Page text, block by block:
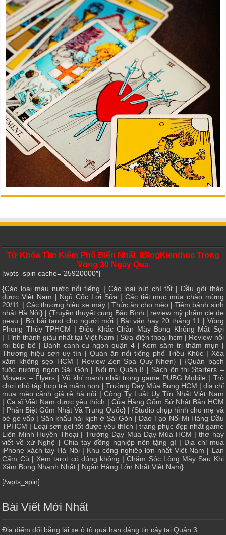
Từ Khóa Tìm Kiếm Phổ Biến Nhất IBlogKienthuc Trong
Vòng 30 Ngày Qua
[wpts_spin cache=”25920000″]
{Các loại màu nước nổi tiếng | Các loại bút chì tốt| Dầu gội thảo
dược Việt Nam | Ngũ Cốc Lợi Sữa | Các tiết mục múa chào mừng
20/11 | Các thương hiệu xe máy|Thức ăn cho mèo|Tiệm bánh sinh
nhật Hà Nội} | {Truyền thuyết cung Bảo Bình | review mỹ phẩm cle de
peau | Bộ bài tarot cho người mới| Bài văn hay 20 tháng 11 | Vòng
Phong Thủy TPHCM |Điêu Khắc Chân Mày Bong Không Mất Sợi
| Tỉnh thành giàu nhất tại Việt Nam | Sửa điện thoại hcm | Review nối
mi búp bê | Bánh canh cu ngon quận 4| Kem sâm trị thâm mụn |
Thương hiệu sơn uy tín | Quán ăn nổi tiếng phố Triều Khúc| Xóa
xăm không sẹo HCM | Review Zen Spa Quy Nhơn} | {Quán bạch
tuộc nướng ngon Sài Gòn | Nối mi Quận 8 | Sách ôn thi Starters –
Movers – Flyers| Vũ khí mạnh nhất trong game PUBG Mobile | Trò
chơi nhỏ tập hợp trẻ mầm non | Trường Dạy Múa Bụng HCM | địa chỉ
mua mèo cảnh giá rẻ hà nội |Công Ty Luật Uy Tín Nhất Việt Nam
| Ca sĩ Việt Nam được yêu thích | Cửa Hàng Gốm Sứ Nhật Bản HCM
| Phân Biệt Gốm Nhật Và Trung Quốc} | {Studio chụp hình cho mẹ và
bé gò vấp | Sân khấu hài kịch ở Sài Gòn |Đào Tạo Nối Mi Hàng Đầu
TPHCM | Loại sơn gel tốt được yêu thích | trang phục đẹp nhất game
Liên Minh Huyền Thoại|Trường Dạy Múa Dạy Múa HCM |thơ hay
viết về xứ Nghệ | Chia tay đồng nghiệp nên tặng gì | Địa chỉ mua
iPhone xách tay Hà Nội| Khu công nghiệp lớn nhất Việt Nam | Lan
Cẩm Cù | Xem tarot có đúng không |Chăm Sóc Lông Mày Sau Khi
Xăm Bong Nhanh Nhất | Ngân Hàng Lớn Nhất Việt Nam}
[/wpts_spin]
Bài Viết Mới Nhất
Địa điểm đổi bằng lái xe ô tô quá hạn đáng tin cậy tại Quận 3